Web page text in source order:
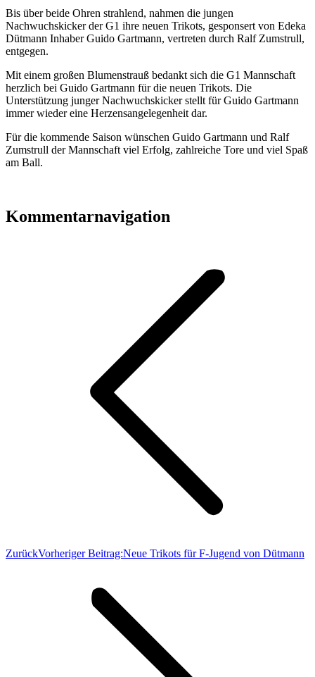
Bis über beide Ohren strahlend, nahmen die jungen
Nachwuchskicker der G1 ihre neuen Trikots, gesponsert von Edeka
Dütmann Inhaber Guido Gartmann, vertreten durch Ralf Zumstrull,
entgegen.
Mit einem großen Blumenstrauß bedankt sich die G1 Mannschaft
herzlich bei Guido Gartmann für die neuen Trikots. Die
Unterstützung junger Nachwuchskicker stellt für Guido Gartmann
immer wieder eine Herzensangelegenheit dar.
Für die kommende Saison wünschen Guido Gartmann und Ralf
Zumstrull der Mannschaft viel Erfolg, zahlreiche Tore und viel Spaß
am Ball.
Kommentarnavigation
ZurückVorheriger Beitrag:Neue Trikots für F-Jugend von Dütmann